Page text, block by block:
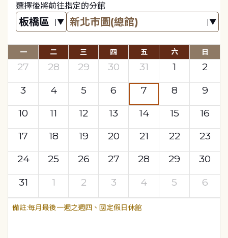
選擇後將前往指定的分館
一 二 三 四 五 六 日
27 28 29 30 31 1
2
3
4 5 6 7 8
9
10
11 12 13 14 15
16
17
18 19 20 21 22
23
24
25 26 27 28 29
30
31
1 2 3 4 5 6
每月最後一週之週四、國定假日休館